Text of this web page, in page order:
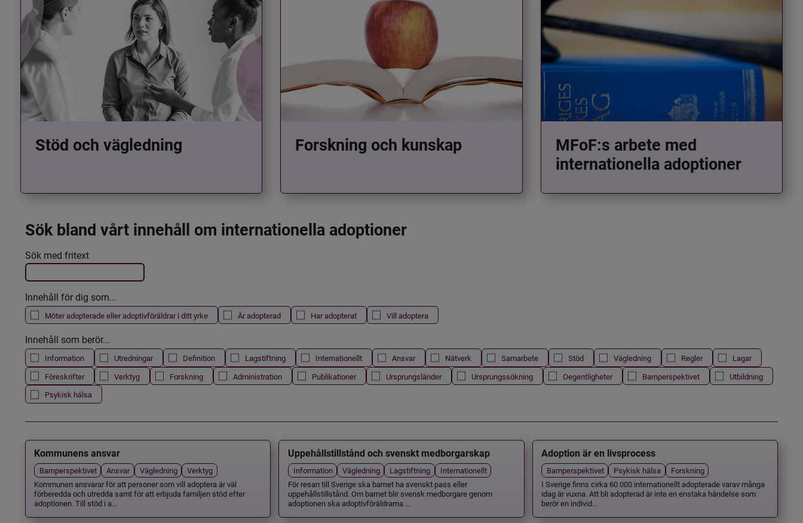
Stöd och vägledning Forskning och kunskap
MFoF:s arbete med
internationella adoptioner
Sök bland vårt innehåll om internationella adoptioner
Filtrera resultatet
Det här formuläret postas automatiskt
Sök med fritext
Innehåll för dig som...
Möter adopterade eller adoptivföräldrar i ditt yrke Är adopterad Har adopterat Vill adoptera
Innehåll som berör...
Information Utredningar Definition Lagstiftning Internationellt Ansvar Nätverk Samarbete Stöd Vägledning Regler
Lagar
Föreskrifter
Verktyg Forskning Administration Publikationer Ursprungsländer Ursprungssökning Oegentligheter Barnperspektivet
Utbildning
Psykisk hälsa
Kommunens ansvar
Barnperspektivet Ansvar Vägledning
Verktyg
Kommunen ansvarar för att personer som vill adoptera är väl
förberedda och utredda samt för att erbjuda familjen stöd efter
adoptionen. Till stöd i a...
Uppehållstillstånd och svenskt medborgarskap
Information Vägledning Lagstiftning
Internationellt
För resan till Sverige ska barnet ha svenskt pass eller
uppehållstillstånd. Om barnet blir svensk medborgare genom
adoptionen ska adoptivföräldrarna ...
Adoption är en livsprocess
Barnperspektivet Psykisk hälsa
Forskning
I Sverige finns cirka 60 000 internationellt adopterade varav många
idag är vuxna. Att bli adopterad är inte en enstaka händelse som
berör en individ...